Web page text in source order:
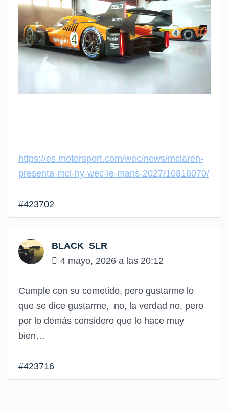
https://es.motorsport.com/wec/news/mclaren-
presenta-mcl-hy-wec-le-mans-2027/10818070/
#423702
BLACK_SLR
4 mayo, 2026 a las 20:12
Cumple con su cometido, pero gustarme lo
que se dice gustarme, no, la verdad no, pero
por lo demás considero que lo hace muy
bien…
#423716